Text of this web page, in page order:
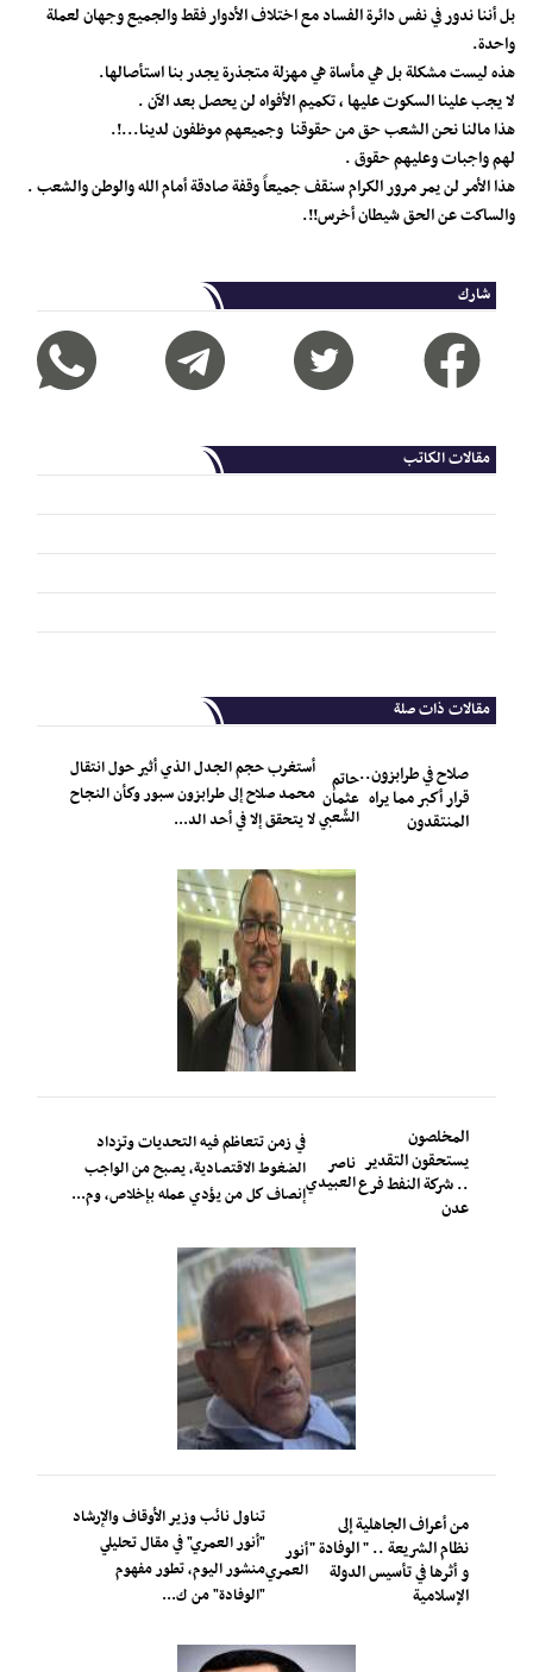
بل أننا ندور في نفس دائرة الفساد مع اختلاف الأدوار فقط والجميع وجهان لعملة
واحدة.
هذه ليست مشكلة بل هي مأساة هي مهزلة متجذرة يجدر بنا استأصالها.
لا يجب علينا السكوت عليها ، تكميم الأفواه لن يحصل بعد الآن .
هذا مالنا نحن الشعب حق من حقوقنا وجميعهم موظفون لدينا...!.
لهم واجبات وعليهم حقوق .
هذا الأمر لن يمر مرور الكرام سنقف جميعاً وقفة صادقة أمام الله والوطن والشعب .
والساكت عن الحق شيطان أخرس!!.
شارك
مقالات الكاتب
مقالات ذات صلة
صلاح في طرابزون..
قرار أكبر مما يراه
المنتقدون
حاتم
عثمان
الشّعبي
أستغرب حجم الجدل الذي أثير حول انتقال
محمد صلاح إلى طرابزون سبور وكأن النجاح
لا يتحقق إلا في أحد الد...
المخلصون
يستحقون التقدير
.. شركة النفط فرع
عدن
ناصر
العبيدي
في زمن تتعاظم فيه التحديات وتزداد
الضغوط الاقتصادية، يصبح من الواجب
إنصاف كل من يؤدي عمله بإخلاص، وم...
من أعراف الجاهلية إلى
نظام الشريعة .. " الوفادة "
و أثرها في تأسيس الدولة
الإسلامية
أنور
العمري
تناول نائب وزير الأوقاف والإرشاد
"أنور العمري" في مقال تحليلي
منشور اليوم، تطور مفهوم
"الوفادة" من ك...